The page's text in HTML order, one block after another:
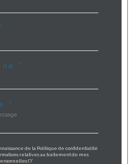
*
*
de la Politique de confidentialité
relatives au traitement de mes
(*)*